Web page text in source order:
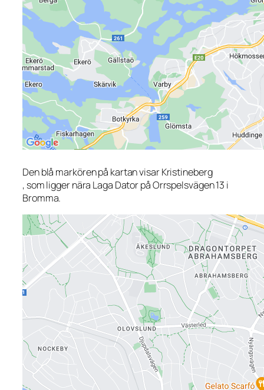
Den blå markören på kartan visar Kristineberg
, som ligger nära Laga Dator på Orrspelsvägen 13 i
Bromma.